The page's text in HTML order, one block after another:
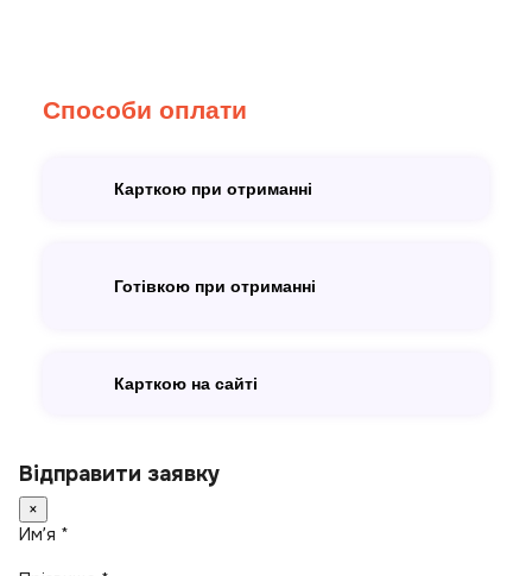
Способи оплати
Карткою при отриманні
Готівкою при отриманні
Карткою на сайті
Відправити заявку
×
Имʼя *